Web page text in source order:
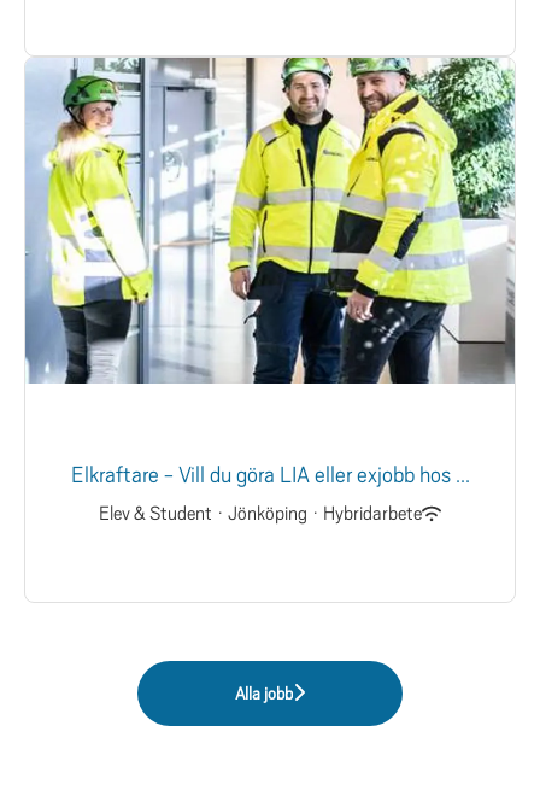
Elkraftare - Vill du göra LIA eller exjobb hos ...
Elev & Student · Jönköping · Hybridarbete
Alla jobb